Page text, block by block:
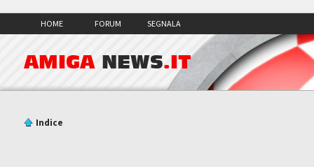
HOME FORUM SEGNALA
AMIGA NEWS.IT
Indice